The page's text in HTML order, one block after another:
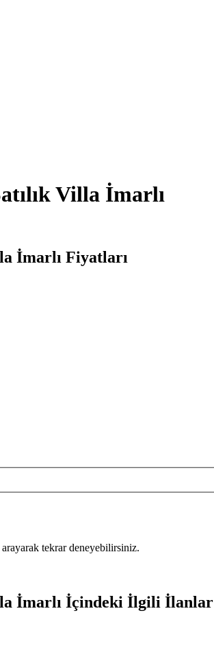
Villa İmarlı
İmarlı Fiyatları
tekrar deneyebilirsiniz.
İmarlı İçindeki İlgili İlanlar